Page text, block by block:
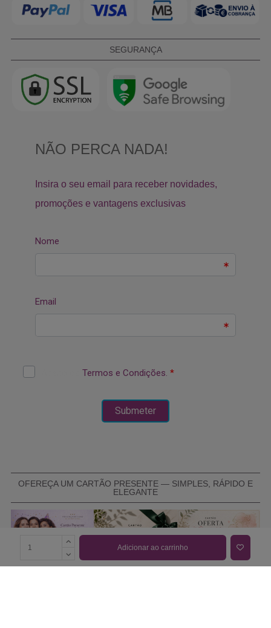
Adicionar ao carrinho
SEGURANÇA
OFEREÇA UM CARTÃO PRESENTE — SIMPLES, RÁPIDO E
ELEGANTE